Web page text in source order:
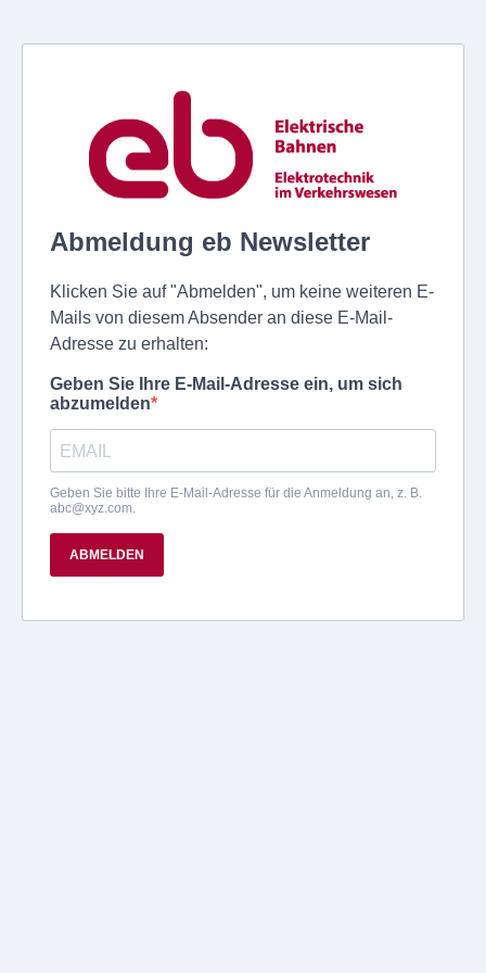
Abmeldung eb Newsletter
Klicken Sie auf "Abmelden", um keine weiteren E-
Mails von diesem Absender an diese E-Mail-
Adresse zu erhalten:
Geben Sie Ihre E-Mail-Adresse ein, um sich
abzumelden
Geben Sie bitte Ihre E-Mail-Adresse für die Anmeldung an, z. B.
abc@xyz.com.
ABMELDEN